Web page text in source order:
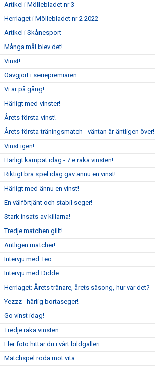
Artikel i Möllebladet nr 3
Herrlaget i Möllebladet nr 2 2022
Artikel i Skånesport
Många mål blev det!
Vinst!
Oavgjort i seriepremiären
Vi är på gång!
Härligt med vinster!
Årets första vinst!
Årets första träningsmatch - väntan är äntligen över!
Vinst igen!
Härligt kämpat idag - 7:e raka vinsten!
Riktigt bra spel idag gav ännu en vinst!
Härligt med ännu en vinst!
En välförtjänt och stabil seger!
Stark insats av killarna!
Tredje matchen gillt!
Äntligen matcher!
Intervju med Teo
Intervju med Didde
Herrlaget: Årets tränare, årets säsong, hur var det?
Yezzz - härlig bortaseger!
Go vinst idag!
Tredje raka vinsten
Fler foto hittar du i vårt bildgalleri
Matchspel röda mot vita